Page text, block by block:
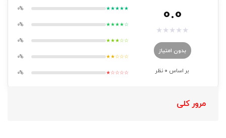
0.0
★
★
★
★
★
بدون امتیاز
بر اساس 0 نظر
★★★★★
0%
★★★★☆
0%
★★★☆☆
0%
★★☆☆☆
0%
★☆☆☆☆
0%
مرور کلی